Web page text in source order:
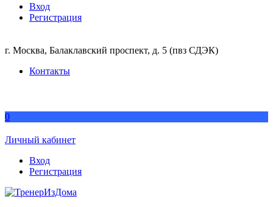
Вход
Регистрация
г. Москва, Балаклавский проспект, д. 5 (пвз СДЭК)
Контакты
0
Личный кабинет
Вход
Регистрация